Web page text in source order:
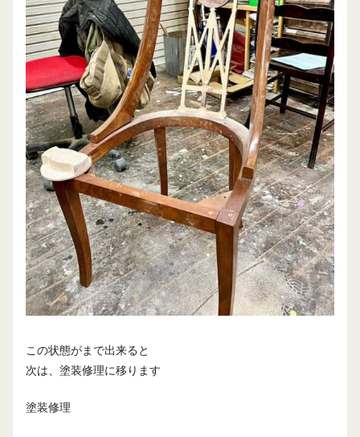
この状態がまで出来ると
次は、塗装修理に移ります
塗装修理